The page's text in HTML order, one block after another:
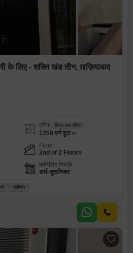
के लिए - शक्ति खंड तीन, ग़ाज़ियाबाद
एरिया बिल्ट-अप एरिया
1250 वर्ग फुट
Floor
2nd of 2 Floors
फर्निशिंग स्थिति
अर्ध-सुसज्जित
फ़ैमिली